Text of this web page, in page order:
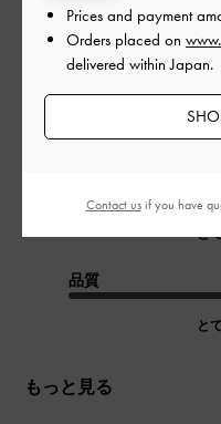
クロが気に入って購入しま
使う用途は様々でなんにで
と
品質
と
もっと見る
Prices and payment
Orders placed on
delivered within Japan.
Contact usif you have